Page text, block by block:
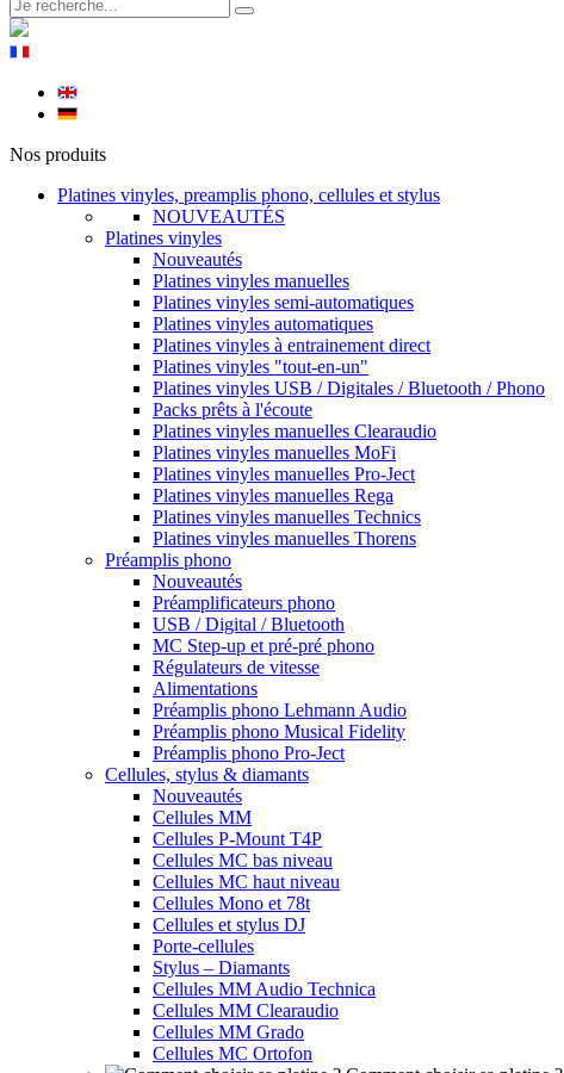
Nos produits
Platines vinyles, preamplis phono, cellules et stylus
NOUVEAUTÉS
Platines vinyles
Nouveautés
Platines vinyles manuelles
Platines vinyles semi-automatiques
Platines vinyles automatiques
Platines vinyles à entrainement direct
Platines vinyles "tout-en-un"
Platines vinyles USB / Digitales / Bluetooth / Phono
Packs prêts à l'écoute
Platines vinyles manuelles Clearaudio
Platines vinyles manuelles MoFi
Platines vinyles manuelles Pro-Ject
Platines vinyles manuelles Rega
Platines vinyles manuelles Technics
Platines vinyles manuelles Thorens
Préamplis phono
Nouveautés
Préamplificateurs phono
USB / Digital / Bluetooth
MC Step-up et pré-pré phono
Régulateurs de vitesse
Alimentations
Préamplis phono Lehmann Audio
Préamplis phono Musical Fidelity
Préamplis phono Pro-Ject
Cellules, stylus & diamants
Nouveautés
Cellules MM
Cellules P-Mount T4P
Cellules MC bas niveau
Cellules MC haut niveau
Cellules Mono et 78t
Cellules et stylus DJ
Porte-cellules
Stylus – Diamants
Cellules MM Audio Technica
Cellules MM Clearaudio
Cellules MM Grado
Cellules MC Ortofon